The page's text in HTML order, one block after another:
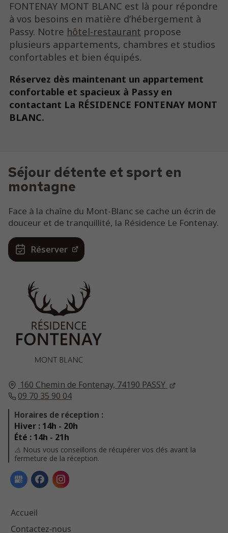
FONTENAY MONT BLANC est là pour répondre
à vos besoins en matière d’hébergement à
Passy. Notre hôtel-restaurant propose
plusieurs appartements, chambres et studios
confortables et bien équipés.
Réservez dès maintenant un appartement
confortable et spacieux à Passy en
contactant La RÉSIDENCE FONTENAY MONT
BLANC.
160 Chemin de Fontenay, 74190 PASSY
09 70 35 90 04
Horaires de réception :
Hiver : 14h - 20h
Été : 14h - 21h
⚠️ Nous vous conseillons de récupérer vos clés avant la
fermeture de la réception.
Accueil
Contactez-nous
Séjour détente et sport en
montagne
Face à la chaîne du Mont-Blanc se cache un écrin de
douceur et de tranquillité, la Résidence Le Fontenay.
Réserver